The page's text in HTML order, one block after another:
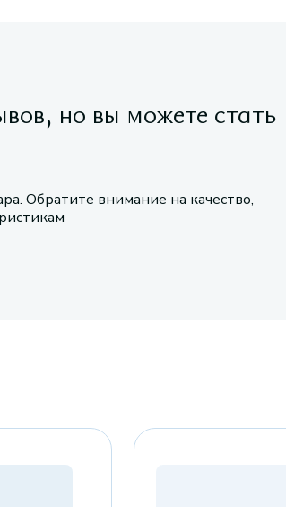
но вы можете стать
Обратите внимание на качество,